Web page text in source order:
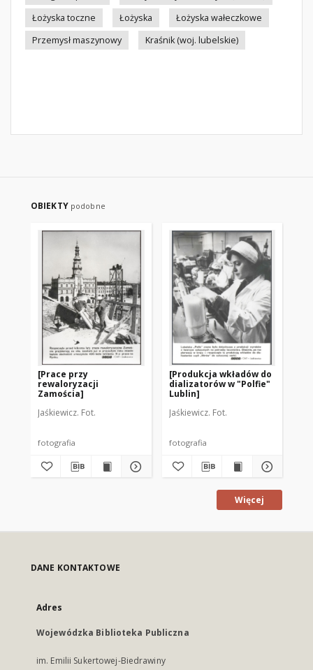
Łożyska toczne
Łożyska
Łożyska wałeczkowe
Przemysł maszynowy
Kraśnik (woj. lubelskie)
OBIEKTY podobne
[Prace przy
rewaloryzacji
Zamościa]
Jaśkiewicz. Fot.
fotografia
[Produkcja wkładów do
dializatorów w "Polfie"
Lublin]
Jaśkiewicz. Fot.
fotografia
Więcej
DANE KONTAKTOWE
Adres
Wojewódzka Biblioteka Publiczna
im. Emilii Sukertowej-Biedrawiny